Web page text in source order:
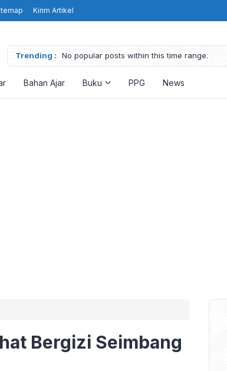
Kirim Artikel
Trending : No popular posts within this time range.
Bahan Ajar Buku PPG News
Bergizi Seimbang